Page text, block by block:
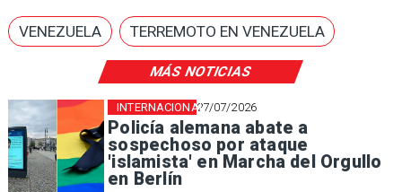
MÁS NOTICIAS
27/07/2026
Policía alemana abate a
sospechoso por ataque
'islamista' en Marcha del Orgullo
en Berlín
INTERNACIONAL
VENEZUELA TERREMOTO EN VENEZUELA